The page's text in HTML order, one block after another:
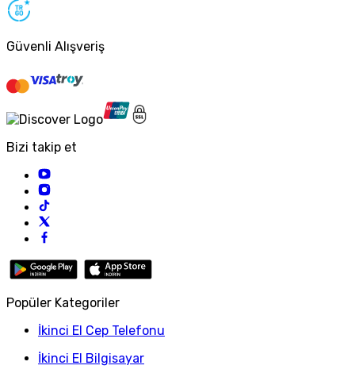
Güvenli Alışveriş
Bizi takip et
Popüler Kategoriler
İkinci El Cep Telefonu
İkinci El Bilgisayar